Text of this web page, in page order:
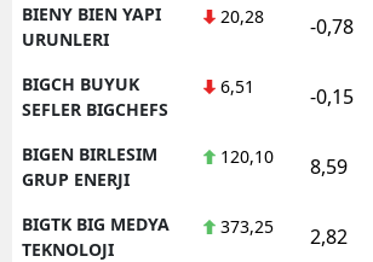
BIENY BIEN YAPI
URUNLERI
20,28 -0,78
BIGCH BUYUK
SEFLER BIGCHEFS
6,51 -0,15
BIGEN BIRLESIM
GRUP ENERJI
120,10 8,59
BIGTK BIG MEDYA
TEKNOLOJI
373,25 2,82